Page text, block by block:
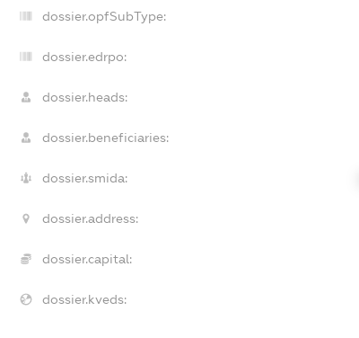
dossier.opfSubType:
dossier.edrpo:
dossier.heads:
dossier.beneficiaries:
dossier.smida:
dossier.address:
dossier.capital:
dossier.kveds: